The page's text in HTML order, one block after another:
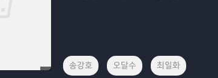
송강호 오달수 최일화